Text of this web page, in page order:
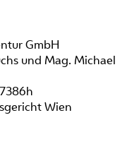
GmbH
und Mag. Michael
Wien